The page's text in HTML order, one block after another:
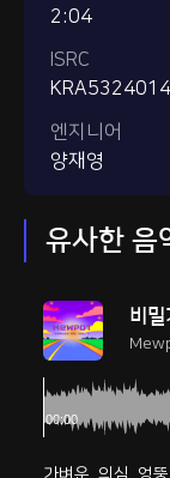
2:04
ISRC
엔지니어
양재영
유사한 음
비밀